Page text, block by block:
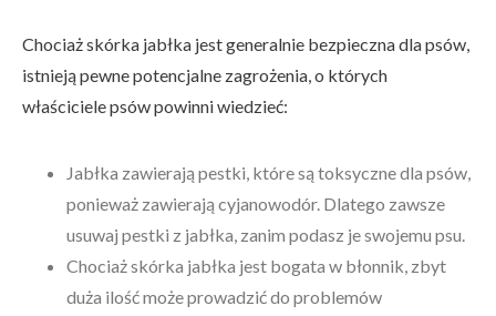
Chociaż skórka jabłka jest generalnie bezpieczna dla psów,
istnieją pewne potencjalne zagrożenia, o których
właściciele psów powinni wiedzieć:
Jabłka zawierają pestki, które są toksyczne dla psów,
ponieważ zawierają cyjanowodór. Dlatego zawsze
usuwaj pestki z jabłka, zanim podasz je swojemu psu.
Chociaż skórka jabłka jest bogata w błonnik, zbyt
duża ilość może prowadzić do problemów